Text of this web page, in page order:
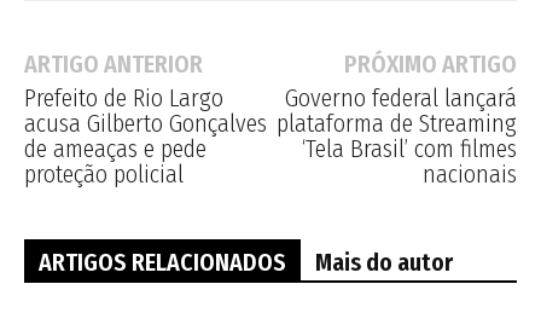
ARTIGO ANTERIOR
Prefeito de Rio Largo
acusa Gilberto Gonçalves
de ameaças e pede
proteção policial
PRÓXIMO ARTIGO
Governo federal lançará
plataforma de Streaming
‘Tela Brasil’ com filmes
nacionais
ARTIGOS RELACIONADOS Mais do autor